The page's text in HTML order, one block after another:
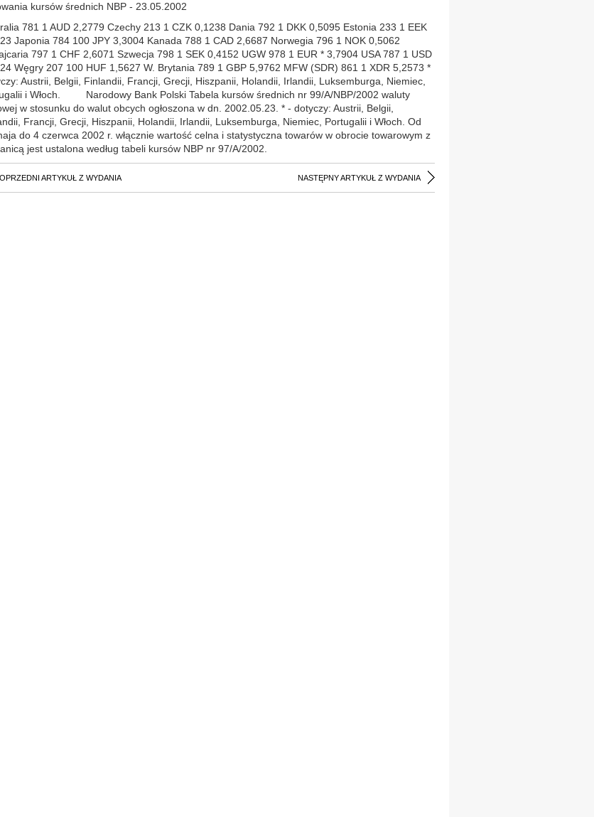
kursów średnich NBP - 23.05.2002
781 1 AUD 2,2779 Czechy 213 1 CZK 0,1238 Dania 792 1 DKK 0,5095 Estonia 233 1 EEK
Japonia 784 100 JPY 3,3004 Kanada 788 1 CAD 2,6687 Norwegia 796 1 NOK 0,5062
797 1 CHF 2,6071 Szwecja 798 1 SEK 0,4152 UGW 978 1 EUR * 3,7904 USA 787 1 USD
Węgry 207 100 HUF 1,5627 W. Brytania 789 1 GBP 5,9762 MFW (SDR) 861 1 XDR 5,2573 *
Austrii, Belgii, Finlandii, Francji, Grecji, Hiszpanii, Holandii, Irlandii, Luksemburga, Niemiec,
i Włoch. Narodowy Bank Polski Tabela kursów średnich nr 99/A/NBP/2002 waluty
w stosunku do walut obcych ogłoszona w dn. 2002.05.23. * - dotyczy: Austrii, Belgii,
Francji, Grecji, Hiszpanii, Holandii, Irlandii, Luksemburga, Niemiec, Portugalii i Włoch. Od
do 4 czerwca 2002 r. włącznie wartość celna i statystyczna towarów w obrocie towarowym z
jest ustalona według tabeli kursów NBP nr 97/A/2002.
ARTYKUŁ Z WYDANIA NASTĘPNY ARTYKUŁ Z WYDANIA